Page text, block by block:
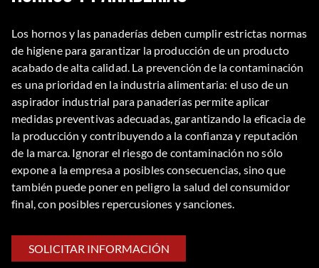
Los hornos y las panaderías deben cumplir estrictas normas
de higiene para garantizar la producción de un producto
acabado de alta calidad. La prevención de la contaminación
es una prioridad en la industria alimentaria: el uso de un
aspirador industrial para panaderías permite aplicar
medidas preventivas adecuadas, garantizando la eficacia de
la producción y contribuyendo a la confianza y reputación
de la marca. Ignorar el riesgo de contaminación no sólo
expone a la empresa a posibles consecuencias, sino que
también puede poner en peligro la salud del consumidor
final, con posibles repercusiones y sanciones.
SOLICITAR INFORMACIÓN